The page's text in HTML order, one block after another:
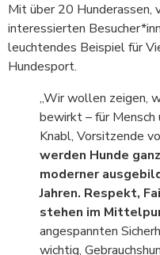
Mit über 20 Hunderassen,
interessierten
leuchtendes Beispiel für
Hundesport.
„Wir wollen zeigen,
bewirkt – für Mensch
Knabl, Vorsitzende
werden Hunde
moderner
Jahren. Respekt,
stehen im
angespannten
wichtig,